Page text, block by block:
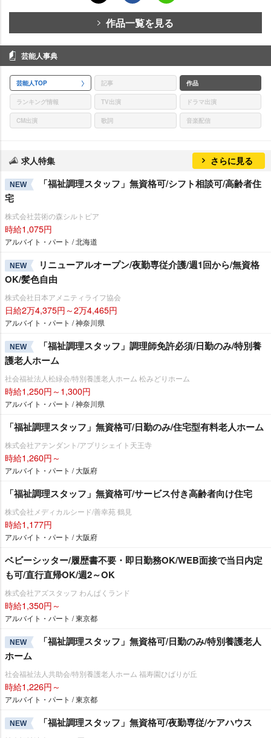
作品一覧を見る
芸能人事典
芸能人TOP 記事 作品
ランキング情報 TV出演 ドラマ出演
CM出演 歌詞 音楽配信
求人特集 さらに見る
NEW
「福祉調理スタッフ」無資格可/シフト相談可/高齢者住
宅
株式会社芸術の森シルトピア
時給1,075円
アルバイト・パート / 北海道
NEW
リニューアルオープン/夜勤専従介護/週1回から/無資格
OK/髪色自由
株式会社日本アメニティライフ協会
日給2万4,375円～2万4,465円
アルバイト・パート / 神奈川県
NEW
「福祉調理スタッフ」調理師免許必須/日勤のみ/特別養
護老人ホーム
社会福祉法人松緑会/特別養護老人ホーム 松みどりホーム
時給1,250円～1,300円
アルバイト・パート / 神奈川県
「福祉調理スタッフ」無資格可/日勤のみ/住宅型有料老人ホーム
株式会社アテンダント/アプリシェイト天王寺
時給1,260円～
アルバイト・パート / 大阪府
「福祉調理スタッフ」無資格可/サービス付き高齢者向け住宅
株式会社メディカルシード/善幸苑 鶴見
時給1,177円
アルバイト・パート / 大阪府
ベビーシッター/履歴書不要・即日勤務OK/WEB面接で当日内定
も可/直行直帰OK/週2～OK
株式会社アズスタッフ わんぱくランド
時給1,350円～
アルバイト・パート / 東京都
NEW
「福祉調理スタッフ」無資格可/日勤のみ/特別養護老人
ホーム
社会福祉法人共助会/特別養護老人ホーム 福寿園ひばりが丘
時給1,226円～
アルバイト・パート / 東京都
NEW 「福祉調理スタッフ」無資格可/夜勤専従/ケアハウス